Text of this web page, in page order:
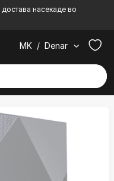
насекаде во
MK / Denar